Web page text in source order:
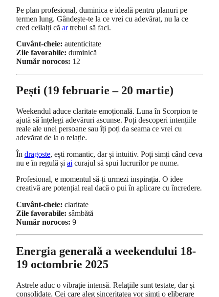
Pe plan profesional, duminica e ideală pentru planuri pe
termen lung. Gândește-te la ce vrei cu adevărat, nu la ce
cred ceilalți că artrebui să faci.
Cuvânt-cheie: autenticitate
Zile favorabile: duminică
Număr norocos: 12
Pești (19 februarie – 20 martie)
Weekendul aduce claritate emoțională. Luna în Scorpion te
ajută să înțelegi adevăruri ascunse. Poți descoperi intențiile
reale ale unei persoane sau îți poți da seama ce vrei cu
adevărat de la o relație.
În dragoste, ești romantic, dar și intuitiv. Poți simți când ceva
nu e în regulă și ai curajul să spui lucrurilor pe nume.
Profesional, e momentul să-ți urmezi inspirația. O idee
creativă are potențial real dacă o pui în aplicare cu încredere.
Cuvânt-cheie: claritate
Zile favorabile: sâmbătă
Număr norocos: 9
Energia generală a weekendului 18-
19 octombrie 2025
Astrele aduc o vibrație intensă. Relațiile sunt testate, dar și
consolidate. Cei care aleg sinceritatea vor simți o eliberare